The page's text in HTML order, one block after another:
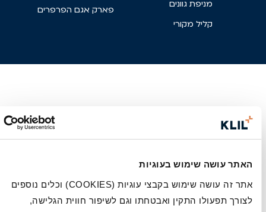
האתר עושה שימוש בעוגיות
אתר זה עושה שימוש בקבצי עוגיות (COOKIES) וכלים נוספים
לצורך תפעולו התקין ואבטחתו וגם לשיפור חווית הגלישה,
מניפת גוונים
קליל מקורי
פארק אגם הפרפרים